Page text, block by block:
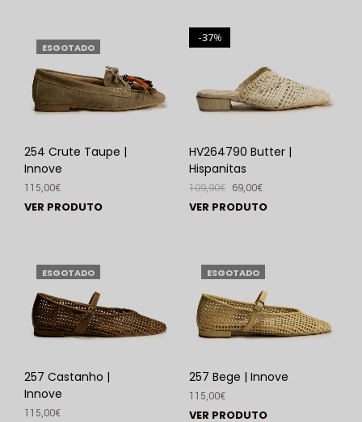
ESGOTADO
254 Crute Taupe |
Innove
115,00€
VER PRODUTO
%
37
HV264790 Butter |
Hispanitas
109,90€ 69,00€
VER PRODUTO
ESGOTADO
257 Castanho |
Innove
115,00€
ESGOTADO
257 Bege | Innove
115,00€
VER PRODUTO